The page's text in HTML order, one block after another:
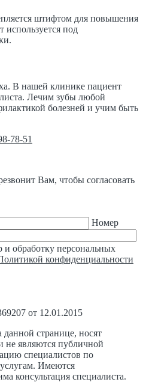
штифтом для повышения
под
В нашей клинике пациент
Лечим зубы любой
болезней и учим быть
78-51
Вам, чтобы согласовать
Номер
и обработку персональных
конфиденциальности
от 12.01.2015
странице, носят
не являются публичной
специалистов по
Имеются
консультация специалиста.